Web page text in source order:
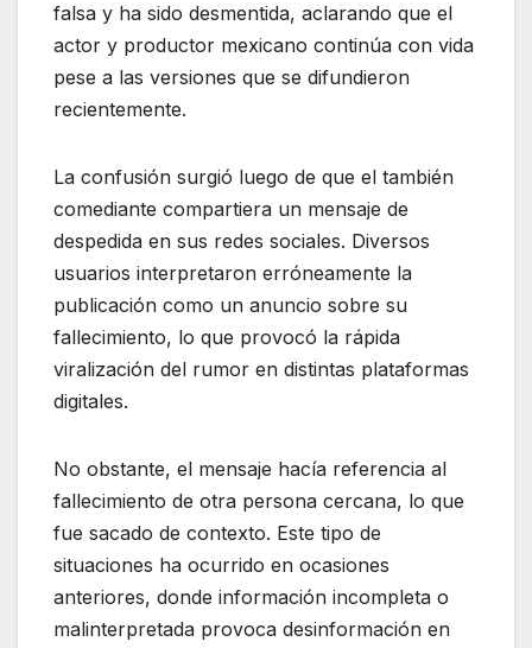
falsa y ha sido desmentida, aclarando que el
actor y productor mexicano continúa con vida
pese a las versiones que se difundieron
recientemente.
La confusión surgió luego de que el también
comediante compartiera un mensaje de
despedida en sus redes sociales. Diversos
usuarios interpretaron erróneamente la
publicación como un anuncio sobre su
fallecimiento, lo que provocó la rápida
viralización del rumor en distintas plataformas
digitales.
No obstante, el mensaje hacía referencia al
fallecimiento de otra persona cercana, lo que
fue sacado de contexto. Este tipo de
situaciones ha ocurrido en ocasiones
anteriores, donde información incompleta o
malinterpretada provoca desinformación en